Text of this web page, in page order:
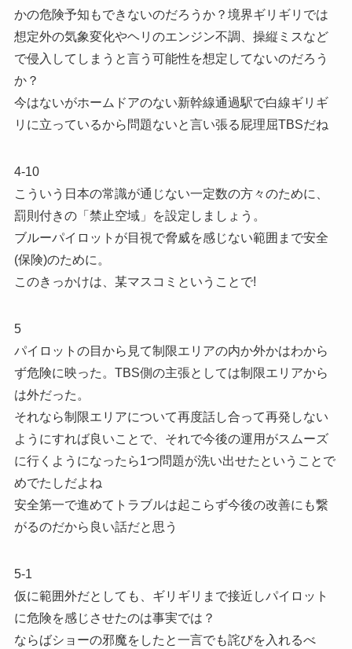
かの危険予知もできないのだろうか？境界ギリギリでは
想定外の気象変化やヘリのエンジン不調、操縦ミスなど
で侵入してしまうと言う可能性を想定してないのだろう
か？
今はないがホームドアのない新幹線通過駅で白線ギリギ
リに立っているから問題ないと言い張る屁理屈TBSだね
4-10
こういう日本の常識が通じない一定数の方々のために、
罰則付きの「禁止空域」を設定しましょう。
ブルーパイロットが目視で脅威を感じない範囲まで安全
(保険)のために。
このきっかけは、某マスコミということで!
5
パイロットの目から見て制限エリアの内か外かはわから
ず危険に映った。TBS側の主張としては制限エリアから
は外だった。
それなら制限エリアについて再度話し合って再発しない
ようにすれば良いことで、それで今後の運用がスムーズ
に行くようになったら1つ問題が洗い出せたということで
めでたしだよね
安全第一で進めてトラブルは起こらず今後の改善にも繋
がるのだから良い話だと思う
5-1
仮に範囲外だとしても、ギリギリまで接近しパイロット
に危険を感じさせたのは事実では？
ならばショーの邪魔をしたと一言でも詫びを入れるべ